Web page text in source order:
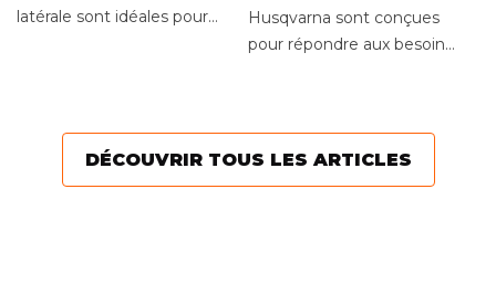
latérale sont idéales pour
Husqvarna sont conçues
pour répondre aux besoins
DÉCOUVRIR TOUS LES ARTICLES